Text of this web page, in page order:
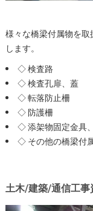
様々な橋梁付属物を
します。
◇ 検査路
◇ 検査孔扉、蓋
◇ 転落防止柵
◇ 防護柵
◇ 添架物固定金具
◇ その他の橋梁付
土木/建築/通信工